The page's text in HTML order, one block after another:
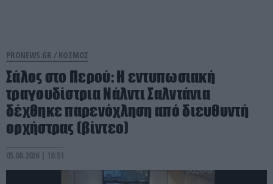
PRONEWS.GR / ΚΟΣΜΟΣ
Σάλος στο Περού: Η εντυπωσιακή
τραγουδίστρια Νάλντι Σαλντάνια
δέχθηκε παρενόχληση από διευθυντή
ορχήστρας (βίντεο)
05.08.2026 | 16:51